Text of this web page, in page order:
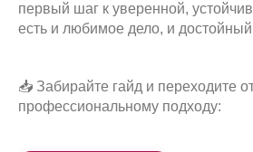
первый шаг к уверенной,
есть и любимое дело, и
📥 Забирайте гайд и переходите
профессиональному подходу: